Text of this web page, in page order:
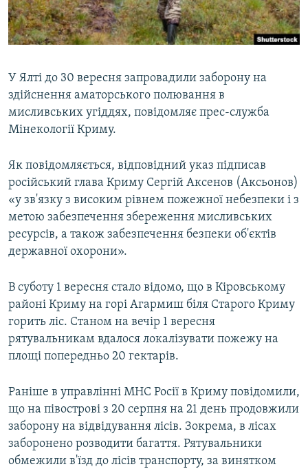
ВІДЕОУРОКИ «ELIFBE»
СВІДЧЕННЯ ОКУПАЦІЇ
Русский
Qırımtatar
ДОЛУЧАЙСЯ!
У Ялті до 30 вересня запровадили заборону на
здійснення аматорського полювання в
мисливських угіддях, повідомляє прес-служба
Мінекології Криму.
Як повідомляється, відповідний указ підписав
російський глава Криму Сергій Аксенов (Аксьонов)
«у зв'язку з високим рівнем пожежної небезпеки і з
метою забезпечення збереження мисливських
ресурсів, а також забезпечення безпеки об'єктів
державної охорони».
В суботу 1 вересня стало відомо, що в Кіровському
районі Криму на горі Агармиш біля Старого Криму
горить ліс. Станом на вечір 1 вересня
рятувальникам вдалося локалізувати пожежу на
площі попередньо 20 гектарів.
Раніше в управлінні МНС Росії в Криму повідомили,
що на півострові з 20 серпня на 21 день продовжили
заборону на відвідування лісів. Зокрема, в лісах
заборонено розводити багаття. Рятувальники
обмежили в'їзд до лісів транспорту, за винятком